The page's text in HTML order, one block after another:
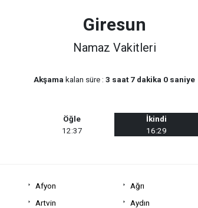
Giresun
Namaz Vakitleri
Akşama kalan süre : 3 saat 7 dakika 0 saniye
Öğle
12:37
İkindi
16:29
Afyon Ağrı
Artvin Aydın